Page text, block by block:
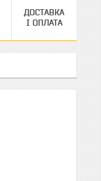
ДОСТАВКА
І ОПЛАТА